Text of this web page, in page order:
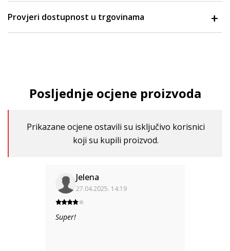
Provjeri dostupnost u trgovinama
Posljednje ocjene proizvoda
Prikazane ocjene ostavili su isključivo korisnici
koji su kupili proizvod.
Jelena
27.04.2025. 14:19
Super!